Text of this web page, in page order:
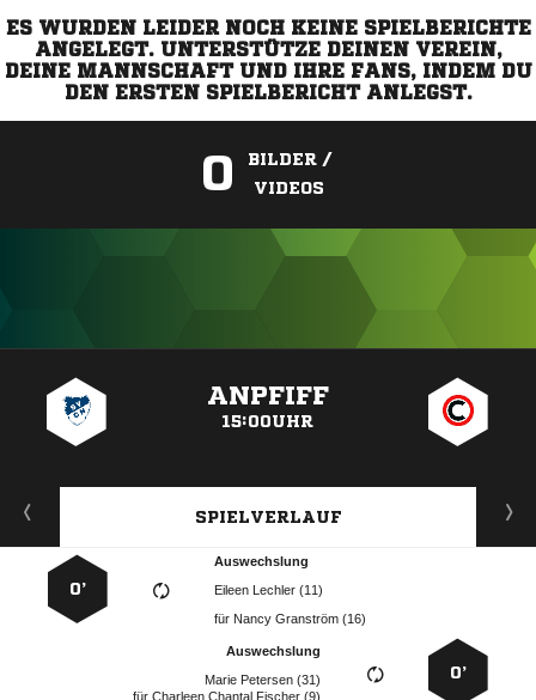
ES WURDEN LEIDER NOCH KEINE SPIELBERICHTE
ANGELEGT. UNTERSTÜTZE DEINEN VEREIN,
DEINE MANNSCHAFT UND IHRE FANS, INDEM DU
DEN ERSTEN SPIELBERICHT ANLEGST.
0
BILDER /
VIDEOS
ANPFIFF
15:00UHR
SPIELVERLAUF
Auswechslung
  
für   
0’
0’
Auswechslung
  
für   